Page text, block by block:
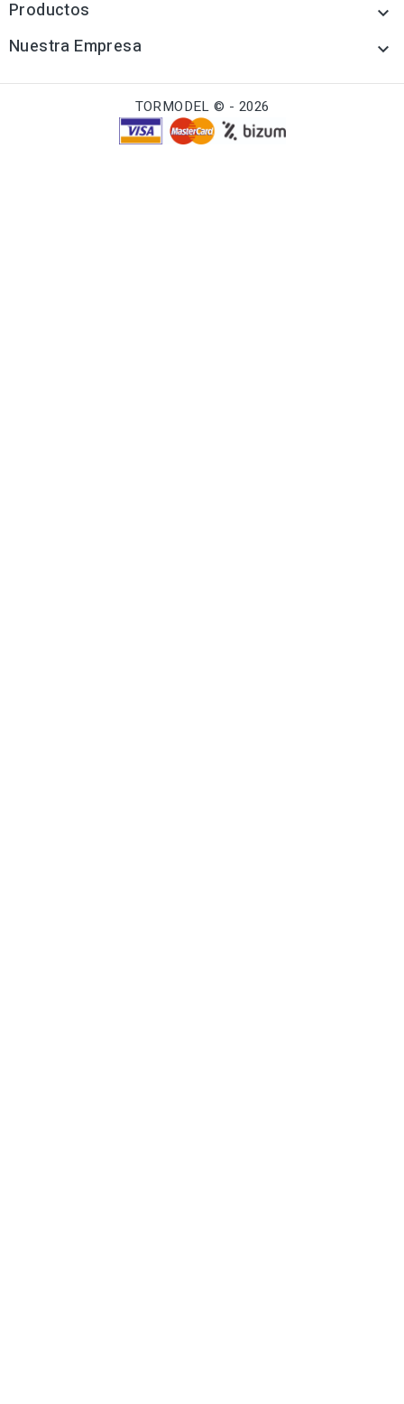
Productos 
Nuestra Empresa 
TORMODEL © - 2026